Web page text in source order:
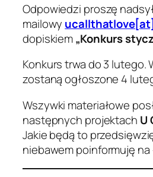
Odpowiedzi proszę
mailowy
dopiskiem„Konkurs
Konkurs trwa do 3 lutego.
zostaną ogłoszone 4
Wszywki materiałowe
następnych projektach U
Jakie będą to
niebawem poinformuję na